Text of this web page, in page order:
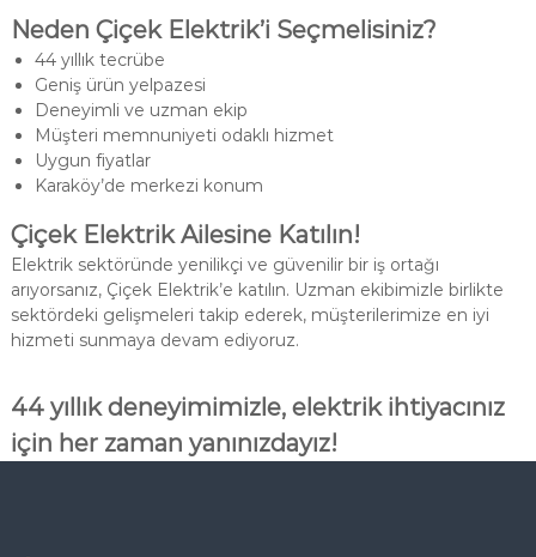
Neden Çiçek Elektrik’i Seçmelisiniz?
44 yıllık tecrübe
Geniş ürün yelpazesi
Deneyimli ve uzman ekip
Müşteri memnuniyeti odaklı hizmet
Uygun fiyatlar
Karaköy’de merkezi konum
Çiçek Elektrik Ailesine Katılın!
Elektrik sektöründe yenilikçi ve güvenilir bir iş ortağı
arıyorsanız, Çiçek Elektrik’e katılın. Uzman ekibimizle birlikte
sektördeki gelişmeleri takip ederek, müşterilerimize en iyi
hizmeti sunmaya devam ediyoruz.
44 yıllık deneyimimizle, elektrik ihtiyacınız
için her zaman yanınızdayız!